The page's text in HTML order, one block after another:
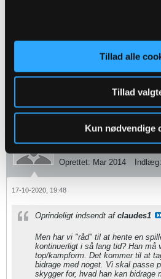
Tillad alle
Tillad
Kun nødvendige
Ja, vi skal bytte en ægte chance med
"Einstellung ist alles. Talent wird
nur in die Tür. Charakter, Einstellung
fynsland_85
Oprettet: Mar 2014 Indlæg:
17-10-2020, 19:48
Oprindeligt indsendt af claudes1
Men har vi "råd" til at hente en
kontinuerligt i så lang tid? Han
top/kampform. Det kommer til at
bidrage med noget. Vi skal passe
skygger for, hvad han kan bidrage